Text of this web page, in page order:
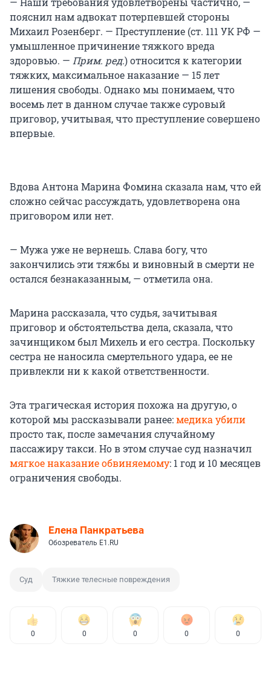
пояснил нам адвокат потерпевшей стороны
Михаил Розенберг. — Преступление (ст. 111 УК РФ —
умышленное причинение тяжкого вреда
здоровью. — Прим. ред.) относится к категории
тяжких, максимальное наказание — 15 лет
лишения свободы. Однако мы понимаем, что
восемь лет в данном случае также суровый
приговор, учитывая, что преступление совершено
впервые.
Вдова Антона Марина Фомина сказала нам, что ей
сложно сейчас рассуждать, удовлетворена она
приговором или нет.
— Мужа уже не вернешь. Слава богу, что
закончились эти тяжбы и виновный в смерти не
остался безнаказанным, — отметила она.
Марина рассказала, что судья, зачитывая
приговор и обстоятельства дела, сказала, что
зачинщиком был Михель и его сестра. Поскольку
сестра не наносила смертельного удара, ее не
привлекли ни к какой ответственности.
Эта трагическая история похожа на другую, о
которой мы рассказывали ранее:медика убили
просто так, после замечания случайному
пассажиру такси. Но в этом случае суд назначил
мягкое наказание обвиняемому: 1 год и 10 месяцев
ограничения свободы.
Елена Панкратьева
Обозреватель E1.RU
Суд Тяжкие телесные повреждения
0 0 0 0 0